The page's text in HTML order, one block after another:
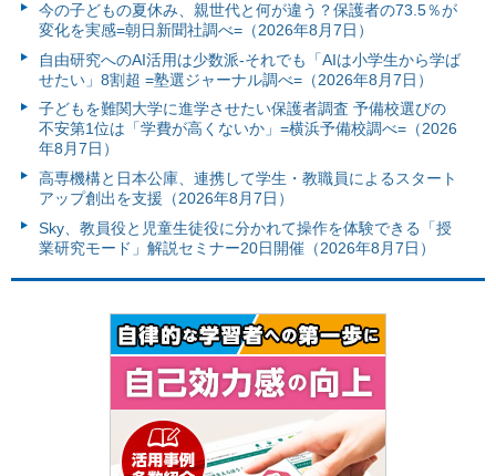
今の子どもの夏休み、親世代と何が違う？保護者の73.5％が
変化を実感=朝日新聞社調べ=（2026年8月7日）
自由研究へのAI活用は少数派-それでも「AIは小学生から学ば
せたい」8割超 =塾選ジャーナル調べ=（2026年8月7日）
子どもを難関大学に進学させたい保護者調査 予備校選びの
不安第1位は「学費が高くないか」=横浜予備校調べ=（2026
年8月7日）
高専機構と日本公庫、連携して学生・教職員によるスタート
アップ創出を支援（2026年8月7日）
Sky、教員役と児童生徒役に分かれて操作を体験できる「授
業研究モード」解説セミナー20日開催（2026年8月7日）